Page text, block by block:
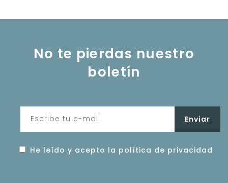
No te pierdas nuestro
boletín
He leído y acepto la política de privacidad